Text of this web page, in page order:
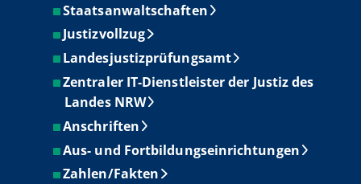
Staatsanwaltschaften
Justizvollzug
Landesjustizprüfungsamt
Zentraler IT-Dienstleister der Justiz des
Landes NRW
Anschriften
Aus- und Fortbildungseinrichtungen
Zahlen/Fakten